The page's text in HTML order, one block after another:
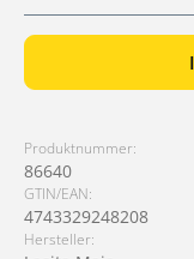
Produktnummer:
86640
GTIN/EAN:
4743329248208
Hersteller: